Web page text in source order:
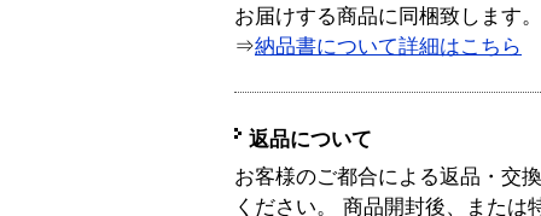
お届けする商品に同梱致します。
⇒納品書について詳細はこちら
返品について
お客様のご都合による返品・交
ください。 商品開封後、または